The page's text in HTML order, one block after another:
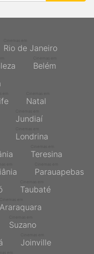
Rio de Janeiro
Belém
Natal
Jundiaí
Londrina
Teresina
Parauapebas
Taubaté
Araraquara
Suzano
Joinville